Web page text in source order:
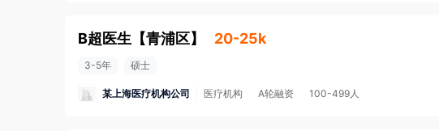
B超医生 【青浦区】 20-25k
3-5年 硕士
某上海医疗机构公司 医疗机构 A轮融资 100-499人